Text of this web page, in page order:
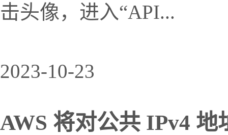
击头像，进入“API...
2023-10-23
AWS 将对公共 IPv4 地